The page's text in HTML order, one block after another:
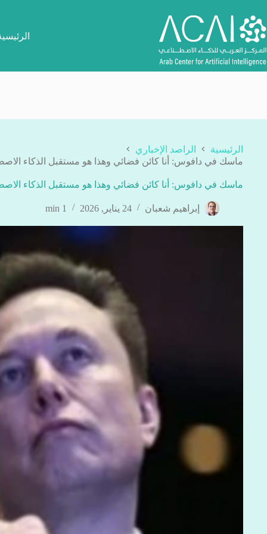
إلى
المحتوى
الرئيسية
الراصد الإخباري
ماسك في دافوس: أنا كائن فضائي وهذا هو مستقبل الذكاء
ماسك في دافوس: أنا كائن فضائي وهذا هو مستقبل الذكاء
إبراهيم شعبان 24 يناير, 2026 1 min